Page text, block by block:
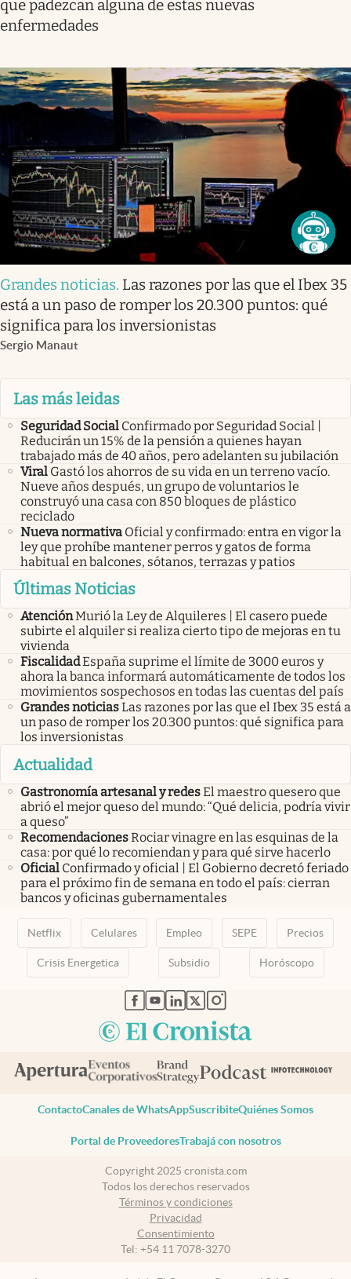
que padezcan alguna de estas nuevas
enfermedades
Grandes noticias. Las razones por las que el Ibex 35
está a un paso de romper los 20.300 puntos: qué
significa para los inversionistas
Sergio Manaut
Las más leidas
Seguridad Social Confirmado por Seguridad Social |
Reducirán un 15% de la pensión a quienes hayan
trabajado más de 40 años, pero adelanten su jubilación
Viral Gastó los ahorros de su vida en un terreno vacío.
Nueve años después, un grupo de voluntarios le
construyó una casa con 850 bloques de plástico
reciclado
Nueva normativa Oficial y confirmado: entra en vigor la
ley que prohíbe mantener perros y gatos de forma
habitual en balcones, sótanos, terrazas y patios
Últimas Noticias
AtenciónMurió la Ley de Alquileres | El casero puede
subirte el alquiler si realiza cierto tipo de mejoras en tu
vivienda
FiscalidadEspaña suprime el límite de 3000 euros y
ahora la banca informará automáticamente de todos los
movimientos sospechosos en todas las cuentas del país
Grandes noticiasLas razones por las que el Ibex 35 está a
un paso de romper los 20.300 puntos: qué significa para
los inversionistas
Actualidad
Gastronomía artesanal y redesEl maestro quesero que
abrió el mejor queso del mundo: “Qué delicia, podría vivir
a queso”
RecomendacionesRociar vinagre en las esquinas de la
casa: por qué lo recomiendan y para qué sirve hacerlo
Oficial Confirmado y oficial | El Gobierno decretó feriado
para el próximo fin de semana en todo el país: cierran
bancos y oficinas gubernamentales
Netflix Celulares Empleo SEPE Precios
Crisis Energetica Subsidio Horóscopo
abre en nueva pestaña
abre en nueva pestaña
abre en nueva pestaña
abre en nueva pestaña
abre en nueva pestaña
ContactoCanales de WhatsAppSuscribiteQuiénes Somos
Portal de ProveedoresTrabajá con nosotros
Copyright 2025 cronista.com
Todos los derechos reservados
Términos y condiciones
Privacidad
Consentimiento
Tel: +54 11 7078-3270